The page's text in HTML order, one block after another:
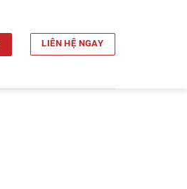
LIÊN HỆ NGAY